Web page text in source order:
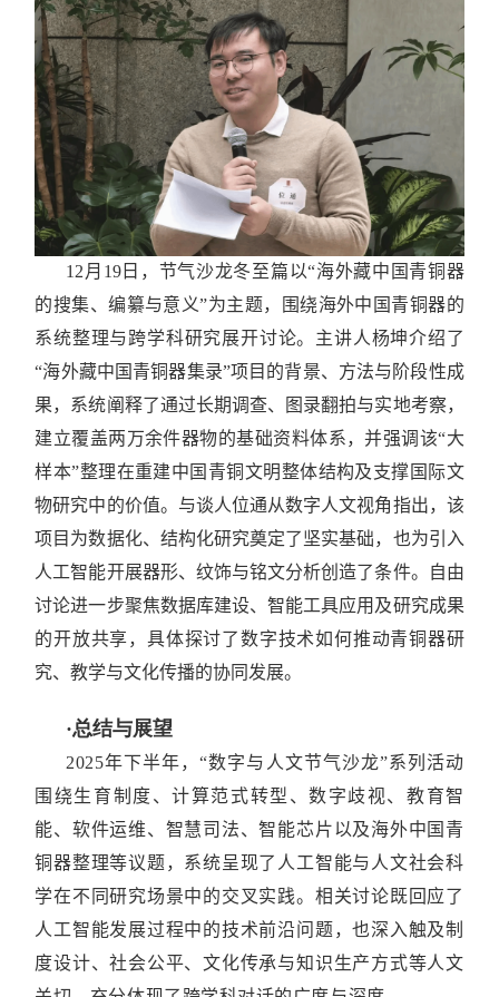
12月19日，节气沙龙冬至篇以“海外藏中国青铜器
的搜集、编纂与意义”为主题，围绕海外中国青铜器的
系统整理与跨学科研究展开讨论。主讲人杨坤介绍了
“海外藏中国青铜器集录”项目的背景、方法与阶段性成
果，系统阐释了通过长期调查、图录翻拍与实地考察，
建立覆盖两万余件器物的基础资料体系，并强调该“大
样本”整理在重建中国青铜文明整体结构及支撑国际文
物研究中的价值。与谈人位通从数字人文视角指出，该
项目为数据化、结构化研究奠定了坚实基础，也为引入
人工智能开展器形、纹饰与铭文分析创造了条件。自由
讨论进一步聚焦数据库建设、智能工具应用及研究成果
的开放共享，具体探讨了数字技术如何推动青铜器研
究、教学与文化传播的协同发展。
·总结与展望
2025年下半年，“数字与人文节气沙龙”系列活动
围绕生育制度、计算范式转型、数字歧视、教育智
能、软件运维、智慧司法、智能芯片以及海外中国青
铜器整理等议题，系统呈现了人工智能与人文社会科
学在不同研究场景中的交叉实践。相关讨论既回应了
人工智能发展过程中的技术前沿问题，也深入触及制
度设计、社会公平、文化传承与知识生产方式等人文